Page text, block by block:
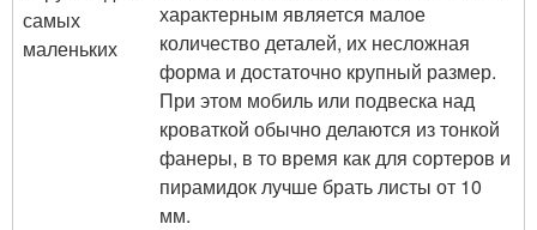
самых
маленьких
характерным является малое
количество деталей, их несложная
форма и достаточно крупный размер.
При этом мобиль или подвеска над
кроваткой обычно делаются из тонкой
фанеры, в то время как для сортеров и
пирамидок лучше брать листы от 10
мм.